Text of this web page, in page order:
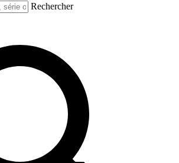
Rechercher